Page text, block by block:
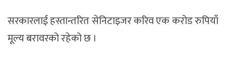
सरकारलाई हस्तान्तरित सेनिटाइजर करिव एक करोड रुपियाँ
मूल्य बरावरको रहेको छ ।